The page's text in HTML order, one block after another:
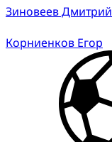
Зиновеев Дмитрий
Корниенков Егор